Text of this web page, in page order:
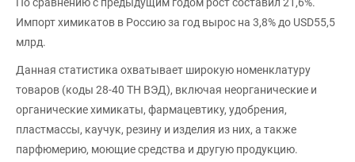
Импорт химикатов в Россию за год вырос на 3,8% до USD55,5
млрд.
Данная статистика охватывает широкую номенклатуру
товаров (коды 28-40 ТН ВЭД), включая неорганические и
органические химикаты, фармацевтику, удобрения,
пластмассы, каучук, резину и изделия из них, а также
парфюмерию, моющие средства и другую продукцию.